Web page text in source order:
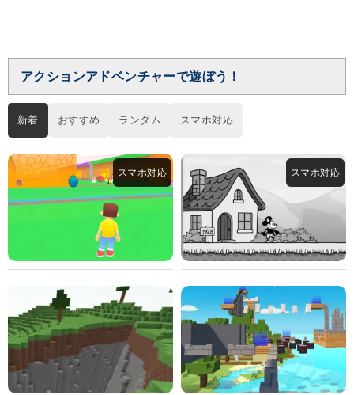
アクションアドベンチャーで遊ぼう！
新着 おすすめ ランダム スマホ対応